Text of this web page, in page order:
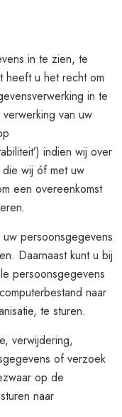
in te zien, te
heeft u het recht om
in te
van uw
indien wij over
wij óf met uw
een overeenkomst
persoonsgegevens
Daarnaast kunt u bij
persoonsgegevens
naar
te sturen.
verwijdering,
of verzoek
op de
naar